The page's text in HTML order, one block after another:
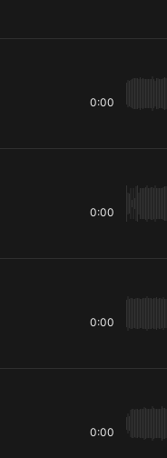
0:00
0:00
0:00
0:00